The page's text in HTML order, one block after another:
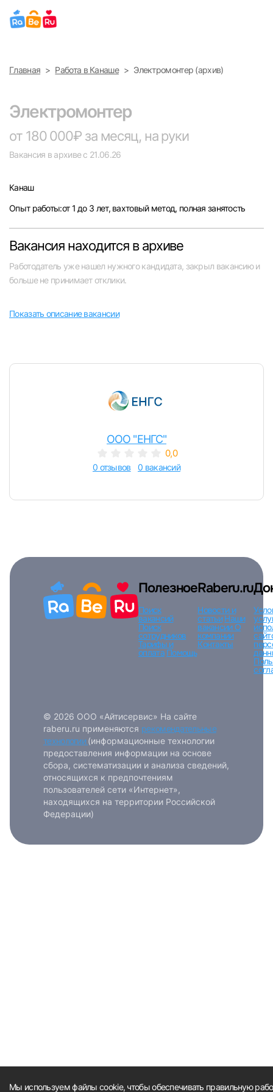
Выберите город
Санкт-Петербург
Ижевск
Екатеринбург
Саратов
Пермь
Войдите в личный кабинет, чтобы
вакансии с контактами и оставлять отклики
Войти
или любым удобным способом
Вход по коду Регистрация
Главная Работа в Канаше Электромонтер (архив)
Электромонтер
от 180 000₽ за месяц, на руки
Вакансия в архиве с 21.06.26
Канаш
Опыт работы:от 1 до 3 лет, вахтовый метод, полная занятость
Вакансия находится в архиве
Работодатель уже нашел нужного кандидата, закрыл вакансию и
больше не принимает отклики.
Показать описание вакансии
ООО "ЕНГС"
0,0
0 отзывов 0 вакансий
Мы используем файлы cookie, чтобы обеспечивать правильную
Полезное
Поиск
вакансий
Поиск
сотрудников
Тарифы и
оплата Помощь
Raberu.ru
Новости и
статьи Наши
вакансииО
компании
Контакты
© 2026 ООО «Айтисервис» На сайте
raberu.ru применяются рекомендательные
технологии (информационные технологии
предоставления информации на основе
сбора, систематизации и анализа сведений,
относящихся к предпочтениям
пользователей сети «Интернет»,
находящихся на территории Российской
Федерации)